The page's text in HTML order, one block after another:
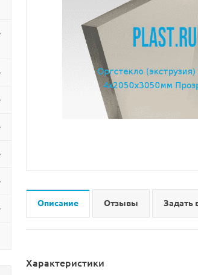
Описание Отзывы Задать
Характеристики